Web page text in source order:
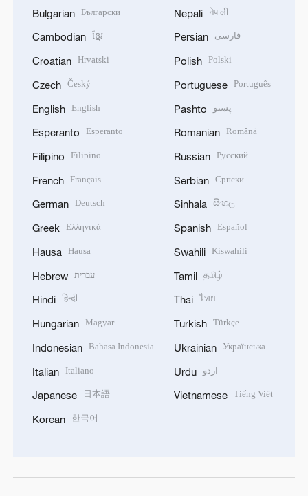
Bulgarian Български
Cambodian ខ្មែរ
Croatian Hrvatski
Czech Český
English English
Esperanto Esperanto
Filipino Filipino
French Français
German Deutsch
Greek Ελληνικά
Hausa Hausa
Hebrew עברית
Hindi हिन्दी
Hungarian Magyar
Indonesian Bahasa Indonesia
Italian Italiano
Japanese 日本語
Korean 한국어
Nepali नेपाली
Persian فارسی
Polish Polski
Portuguese Português
Pashto پښتو
Romanian Română
Russian Русский
Serbian Српски
Sinhala සිංහල
Spanish Español
Swahili Kiswahili
Tamil தமிழ்
Thai ไทย
Turkish Türkçe
Ukrainian Українська
Urdu اردو
Vietnamese Tiếng Việt